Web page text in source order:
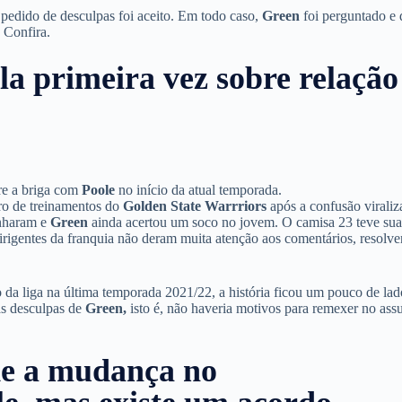
de desculpas foi aceito. Em todo caso,Green foi perguntado e
Confira.
primeira vez sobre relação
a briga comPoole no início da atual temporada.
de treinamentos doGolden State Warrriors após a confusão
eGreen ainda acertou um soco no jovem. O camisa 23 teve sua
da franquia não deram muita atenção aos comentários,
da liga na última temporada 2021/22, a história ficou um pouco de
desculpas deGreen, isto é, não haveria motivos para remexer no
a mudança no